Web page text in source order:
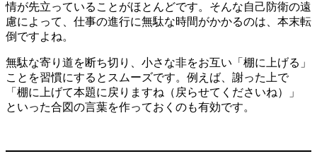
情が先立っていることがほとんどです。そんな自己防衛の遠
慮によって、仕事の進行に無駄な時間がかかるのは、本末転
倒ですよね。
無駄な寄り道を断ち切り、小さな非をお互い「棚に上げる」
ことを習慣にするとスムーズです。例えば、謝った上で
「棚に上げて本題に戻りますね（戻らせてくださいね）」
といった合図の言葉を作っておくのも有効です。